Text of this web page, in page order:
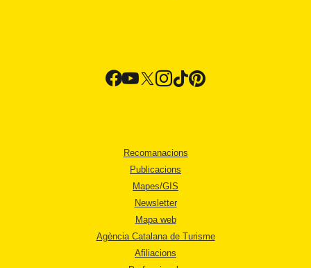
Recomanacions
Publicacions
Mapes/GIS
Newsletter
Mapa web
Agència Catalana de Turisme
Afiliacions